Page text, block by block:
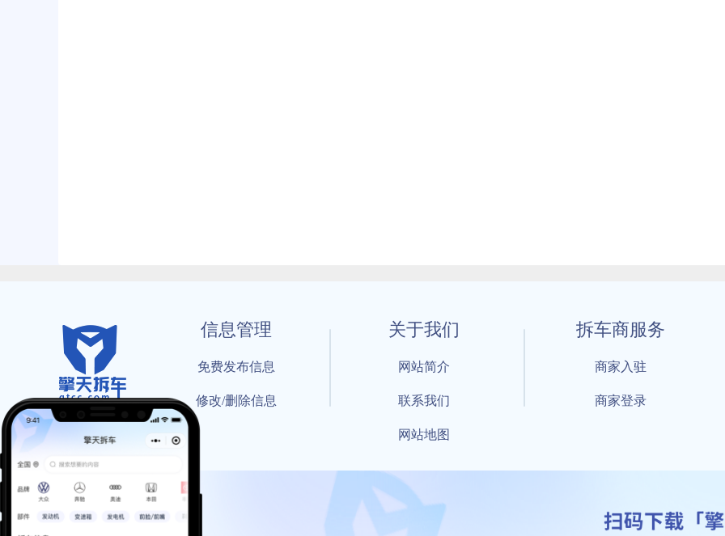
信息管理
免费发布信息
修改/删除信息
关于我们
网站简介
联系我们
网站地图
拆车商服务
商家入驻
商家登录
© 2021 By 擎天拆车-买卖拆车件，擎天拆车好省快 All Rights Reserved
工信部备案号：鲁ICP备18021004号-17 公安部备案号： 鲁公网安备